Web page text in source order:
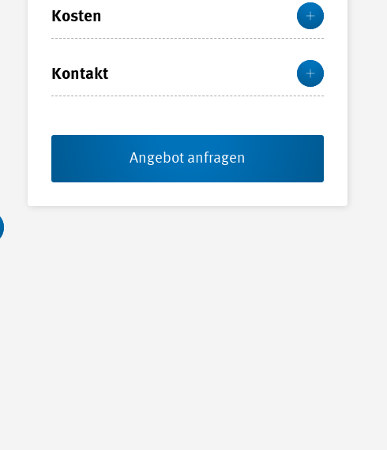
Kosten Mehr
Kontakt Mehr
Angebot anfragen